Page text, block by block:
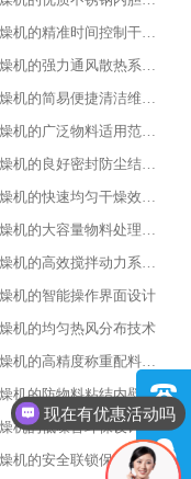
搅拌干燥机的精准时间控制干燥策略
搅拌干燥机的强力通风散热系统功能
搅拌干燥机的简易便捷清洁维护方式
搅拌干燥机的广泛物料适用范围表现
搅拌干燥机的良好密封防尘结构设计
搅拌干燥机的快速均匀干燥效果呈现
搅拌干燥机的大容量物料处理能力优势
搅拌干燥机的高效搅拌动力系统特性
机的智能操作界面设计
机的均匀热风分布技术
搅拌干燥机的高精度称重配料系统
搅拌干燥机的防物料粘结内壁处理
搅拌干燥机的低噪音环保设计理念
机的安全联锁保护装置
现在有优惠活动吗